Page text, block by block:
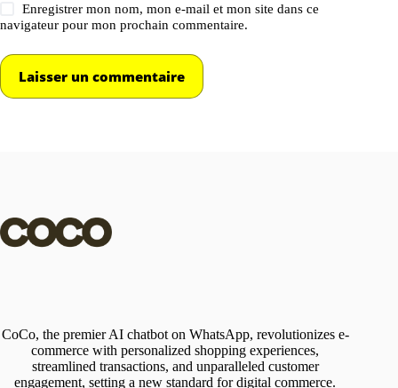
Enregistrer mon nom, mon e-mail et mon site dans ce
navigateur pour mon prochain commentaire.
Laisser un commentaire
CoCo, the premier AI chatbot on WhatsApp, revolutionizes e-
commerce with personalized shopping experiences,
streamlined transactions, and unparalleled customer
engagement, setting a new standard for digital commerce.